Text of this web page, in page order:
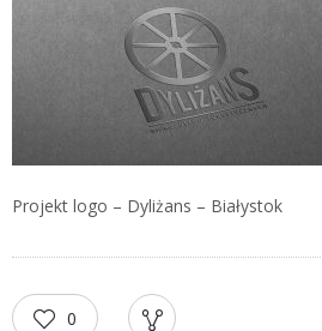
Projekt logo – Dyliżans – Białystok
0